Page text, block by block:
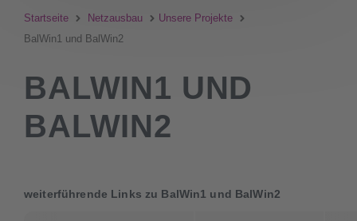
Startseite Netzausbau
Unsere Projekte
BalWin1 und BalWin2
BALWIN1 UND
BALWIN2
weiterführende Links zu BalWin1 und BalWin2